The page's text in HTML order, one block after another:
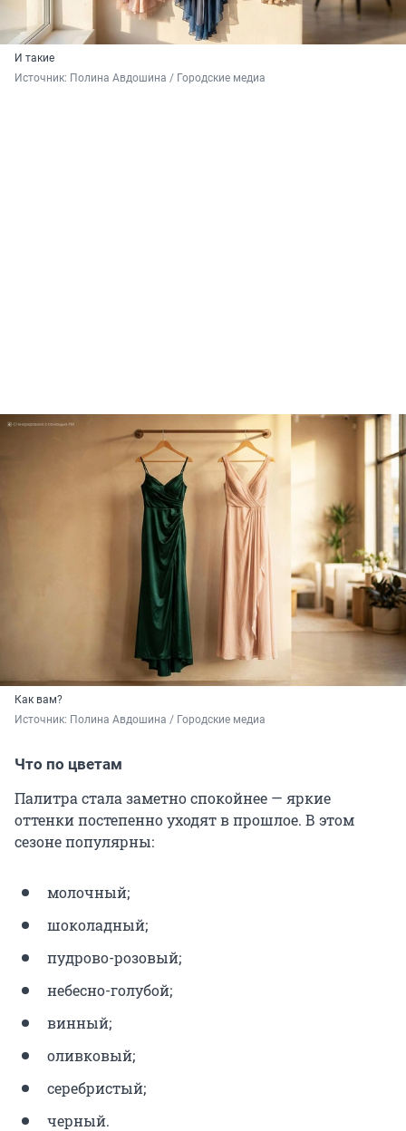
И такие
Источник: Полина Авдошина / Городские медиа
Как вам?
Источник: Полина Авдошина / Городские медиа
Что по цветам
Палитра стала заметно спокойнее — яркие
оттенки постепенно уходят в прошлое. В этом
сезоне популярны:
молочный;
шоколадный;
пудрово-розовый;
небесно-голубой;
винный;
оливковый;
серебристый;
черный.